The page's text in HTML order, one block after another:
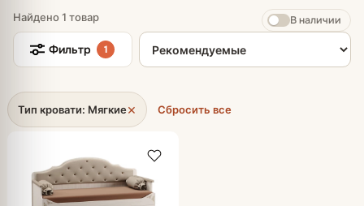
Найдено 1 товар В наличии
Фильтр 1
Сортировка товаров
Тип кровати: Мягкие× Сбросить все